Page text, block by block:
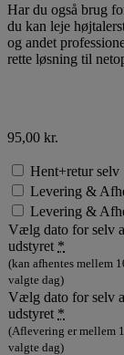
Har du også brug
du kan leje
og andet
rette løsning til
95,00 kr.
Hent+retur selv
Levering &
Levering &
Vælg dato for selv
udstyret *
(kan afhentes mellem
valgte dag)
Vælg dato for selv
udstyret *
(Aflevering er mellem
valgte dag)